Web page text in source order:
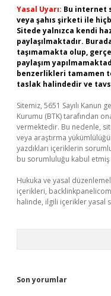
Yasal Uyarı: Bu internet
veya şahıs şirketi ile
Sitede yalnızca kendi
paylaşılmaktadır.
taşımamakta olup,
paylaşım
benzerlikleri tamamen
taslak halindedir ve
Sitemiz, 5651 Sayılı Kanun
Kurumu (BTK) tarafından
vermektedir. Bu nedenle,
veya araştırma
yazdıkları içeriklerin
bu sorumluluğu kabul etmiş
Hukuka ve yasal
içerikleri,
halinde, ilgili içerikler yasal
Son yorumlar